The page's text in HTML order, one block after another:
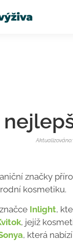
značky
kosmetiku.
Inlight,
, jejíž
, která